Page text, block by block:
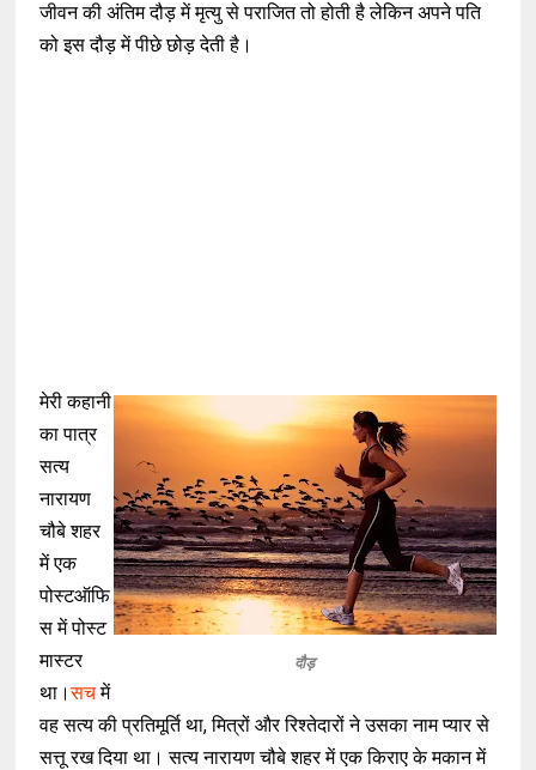
जीवन की अंतिम दौड़ में मृत्यु से पराजित तो होती है लेकिन अपने पति
को इस दौड़ में पीछे छोड़ देती है।
दौड़
मेरी कहानी
का पात्र
सत्य
नारायण
चौबे शहर
में एक
पोस्टऑफि
स में पोस्ट
मास्टर
था।सचमें
वह सत्य की प्रतिमूर्ति था, मित्रों और रिश्तेदारों ने उसका नाम प्यार से
सत्तू रख दिया था। सत्य नारायण चौबे शहर में एक किराए के मकान में